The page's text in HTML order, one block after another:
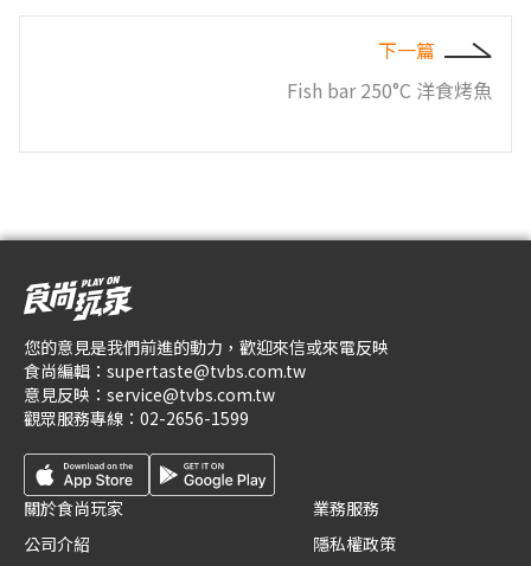
下一篇
Fish bar 250°C 洋食烤魚
您的意見是我們前進的動力，歡迎來信或來電反映
食尚編輯： supertaste@tvbs.com.tw
意見反映： service@tvbs.com.tw
觀眾服務專線： 02-2656-1599
關於食尚玩家
公司介紹
業務服務
隱私權政策